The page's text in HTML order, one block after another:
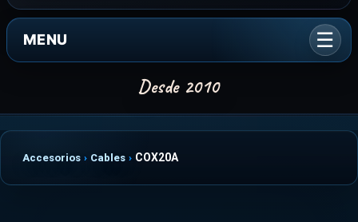
MENU
Accesorios Cables COX20A